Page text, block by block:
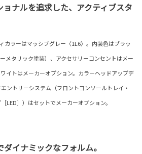
ナルを追求した、アクティブスタ
ラーはマッシブグレー〈1L6〉。内装色はブラッ
メタリック塗装）、アクセサリーコンセントはメー
イトはメーカーオプション。カラーヘッドアップデ
ントリーシステム（フロントコンソールトレイ・
LED］）はセットでメーカーオプション。
イナミックなフォルム。